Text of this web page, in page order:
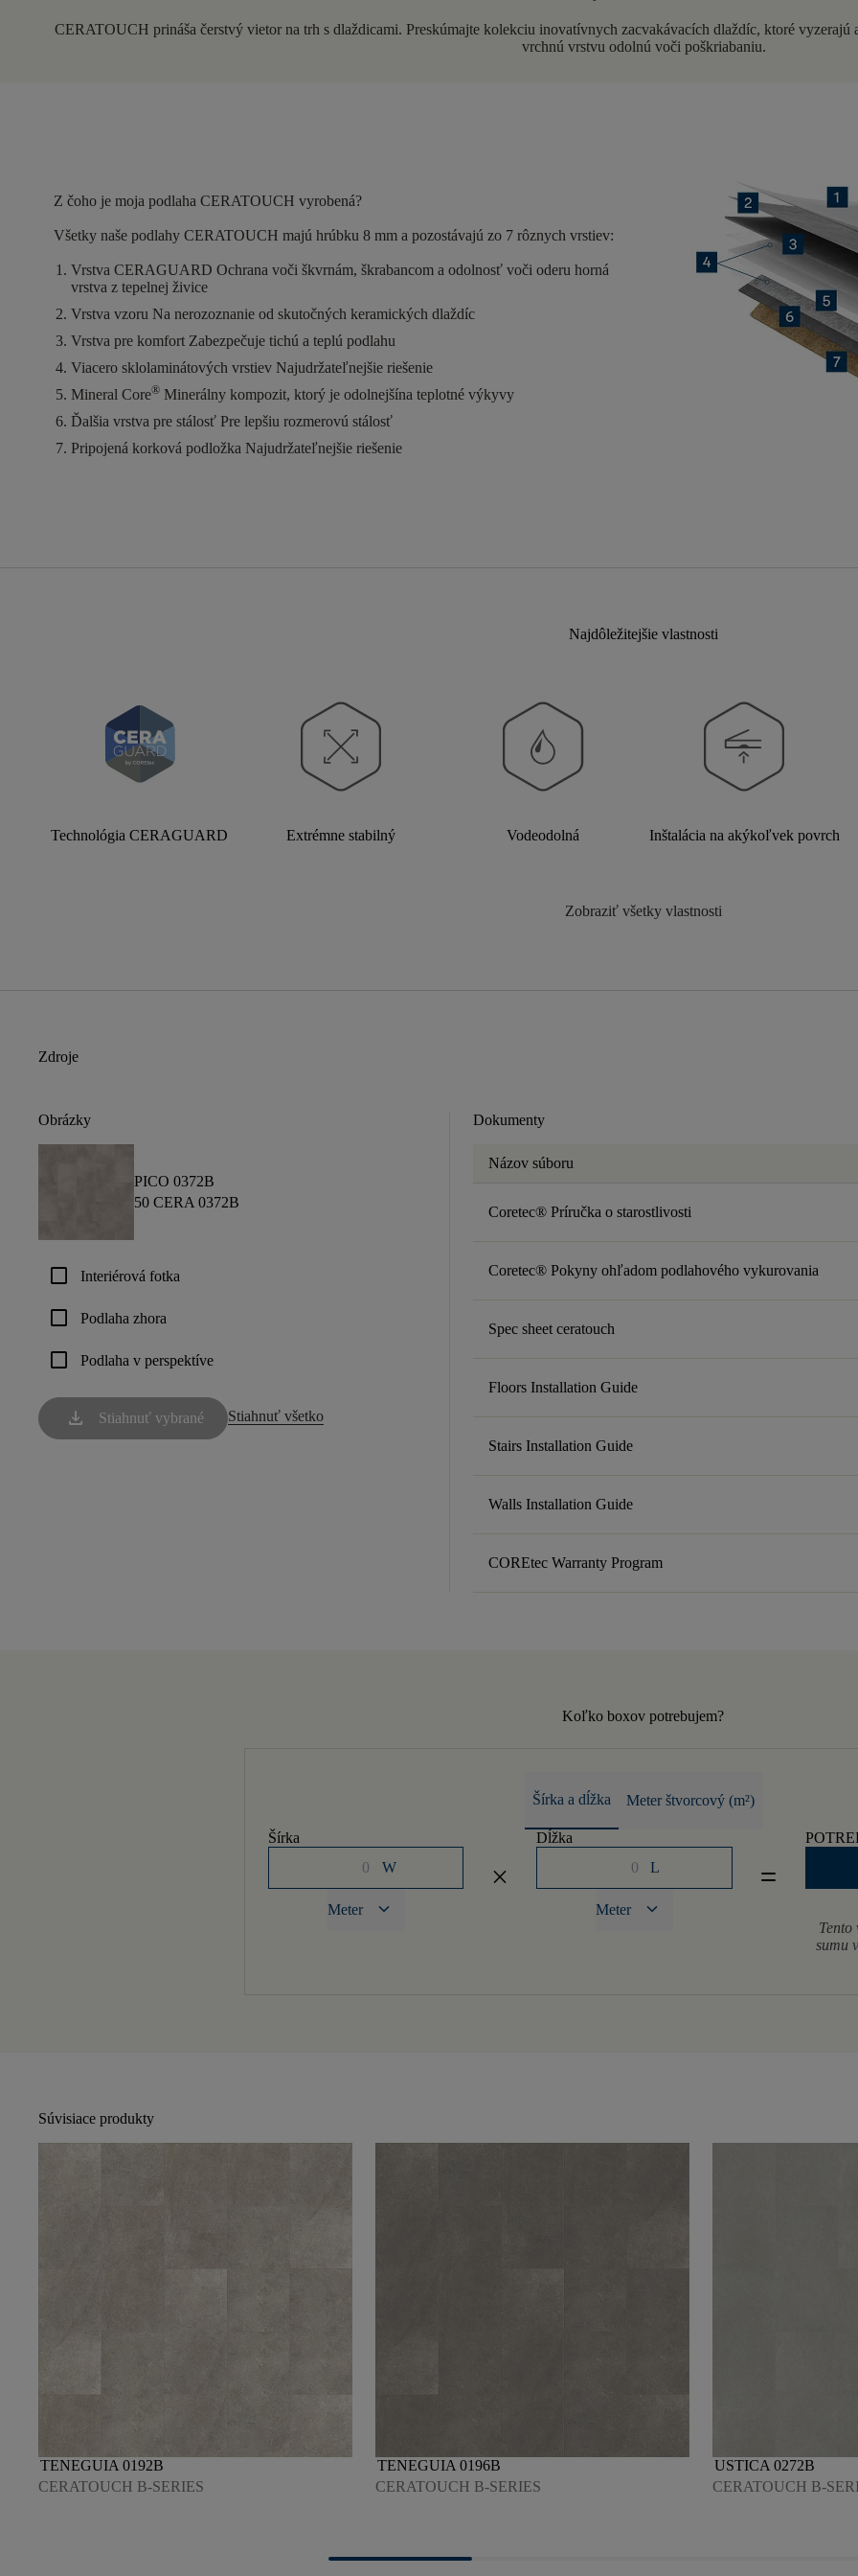
CERATOUCH prináša čerstvý vietor na trh s dlaždicami. Preskúmajte kolekciu inovatívnych zacvakávacích dlaždíc, ktoré vyzerajú
vrchnú vrstvu odolnú voči poškriabaniu.
Z čoho je moja podlaha CERATOUCH vyrobená?
Všetky naše podlahy CERATOUCH majú hrúbku 8 mm a pozostávajú zo 7 rôznych vrstiev:
Vrstva CERAGUARD Ochrana voči škvrnám, škrabancom a odolnosť voči oderu horná
vrstva z tepelnej živice
Vrstva vzoru Na nerozoznanie od skutočných keramických dlaždíc
Vrstva pre komfort Zabezpečuje tichú a teplú podlahu
Viacero sklolaminátových vrstiev Najudržateľnejšie riešenie
Mineral Core® Minerálny kompozit, ktorý je odolnejšína teplotné výkyvy
Ďalšia vrstva pre stálosť Pre lepšiu rozmerovú stálosť
Pripojená korková podložka Najudržateľnejšie riešenie
Najdôležitejšie vlastnosti
Technológia CERAGUARD Extrémne stabilný Vodeodolná Inštalácia na akýkoľvek povrch
Zobraziť všetky vlastnosti
Zdroje
Obrázky
PICO 0372B
50 CERA 0372B
check_box_outline_blank Interiérová fotka
check_box_outline_blank Podlaha zhora
check_box_outline_blank Podlaha v perspektíve
download Stiahnuť vybrané Stiahnuť všetko
Dokumenty
Názov súboru
Coretec® Príručka o starostlivosti
Coretec® Pokyny ohľadom podlahového vykurovania
Spec sheet ceratouch
Floors Installation Guide
Stairs Installation Guide
Walls Installation Guide
COREtec Warranty Program
Koľko boxov potrebujem?
Šírka a dĺžka Meter štvorcový (m²)
Šírka
W
Meter keyboard_arrow_down
close
Dĺžka
L
Meter keyboard_arrow_down
equal
Tento
sumu
Súvisiace produkty
TENEGUIA 0192B
CERATOUCH B-SERIES
TENEGUIA 0196B
CERATOUCH B-SERIES
USTICA 0272B
CERATOUCH B-